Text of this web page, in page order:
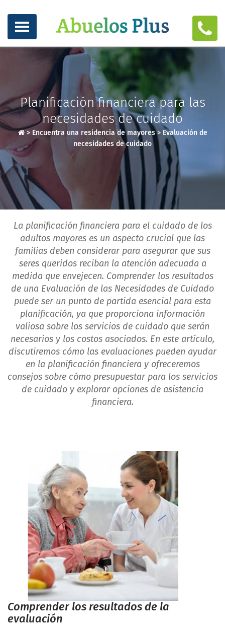
Planificación financiera para las
necesidades de cuidado
> Encuentra una residencia de mayores> Evaluación de
necesidades de cuidado
La planificación financiera para el cuidado de los
adultos mayores es un aspecto crucial que las
familias deben considerar para asegurar que sus
seres queridos reciban la atención adecuada a
medida que envejecen. Comprender los resultados
de una Evaluación de las Necesidades de Cuidado
puede ser un punto de partida esencial para esta
planificación, ya que proporciona información
valiosa sobre los servicios de cuidado que serán
necesarios y los costos asociados. En este artículo,
discutiremos cómo las evaluaciones pueden ayudar
en la planificación financiera y ofreceremos
consejos sobre cómo presupuestar para los servicios
de cuidado y explorar opciones de asistencia
financiera.
Comprender los resultados de la
evaluación